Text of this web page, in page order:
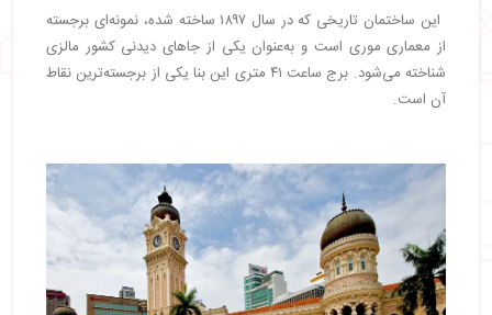
این ساختمان تاریخی که در سال ۱۸۹۷ ساخته شده، نمونه‌ای برجسته
از معماری موری است و به‌عنوان یکی از جاهای دیدنی کشور مالزی
شناخته می‌شود. برج ساعت ۴۱ متری این بنا یکی از برجسته‌ترین نقاط
آن است.